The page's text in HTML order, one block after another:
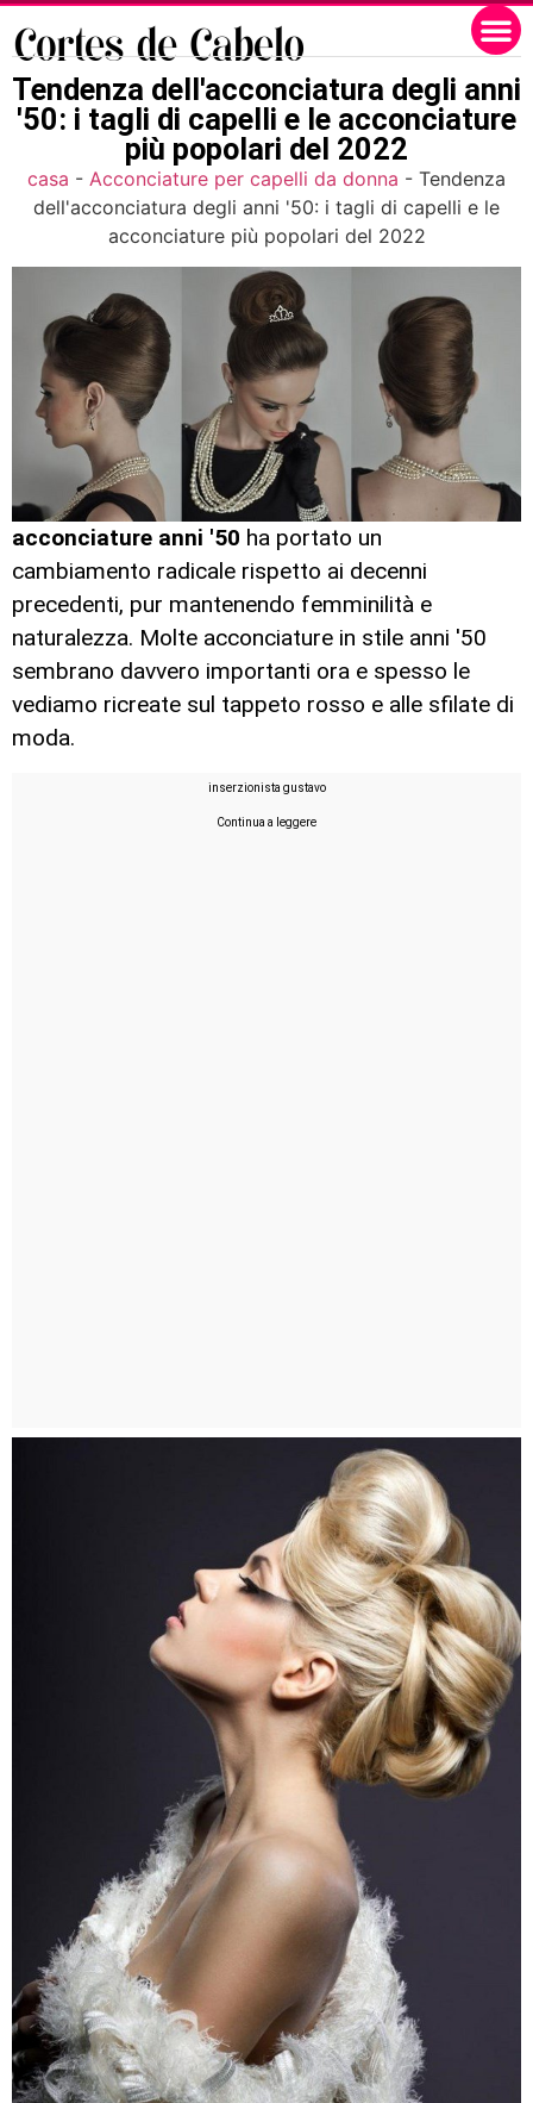
Tendenza dell'acconciatura degli anni
'50: i tagli di capelli e le acconciature
più popolari del 2022
casa - Acconciature per capelli da donna - Tendenza
dell'acconciatura degli anni '50: i tagli di capelli e le
acconciature più popolari del 2022
acconciature anni '50 ha portato un
cambiamento radicale rispetto ai decenni
precedenti, pur mantenendo femminilità e
naturalezza. Molte acconciature in stile anni '50
sembrano davvero importanti ora e spesso le
vediamo ricreate sul tappeto rosso e alle sfilate di
moda.
inserzionista gustavo
Continua a leggere